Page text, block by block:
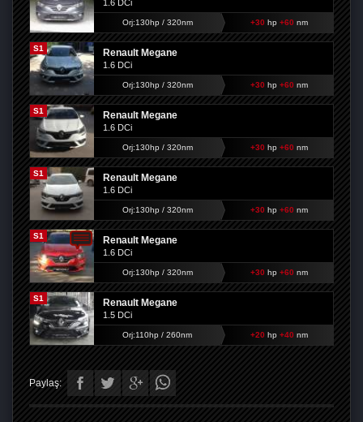
1.6 DCi
Orj:130hp / 320nm +30 hp +60 nm
S1 Renault Megane
1.6 DCi
Orj:130hp / 320nm +30 hp +60 nm
S1 Renault Megane
1.6 DCi
Orj:130hp / 320nm +30 hp +60 nm
S1 Renault Megane
1.6 DCi
Orj:130hp / 320nm +30 hp +60 nm
S1 Renault Megane
1.6 DCi
Orj:130hp / 320nm +30 hp +60 nm
S1 Renault Megane
1.5 DCi
Orj:110hp / 260nm +20 hp +40 nm
Paylaş: